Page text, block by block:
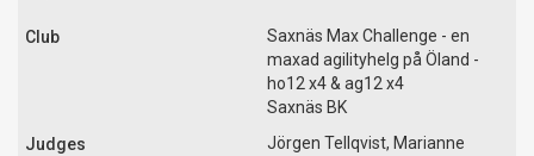
Saxnäs Max Challenge - en
maxad agilityhelg på Öland -
ho12 x4 & ag12 x4
Saxnäs BK
Jörgen Tellqvist, Marianne